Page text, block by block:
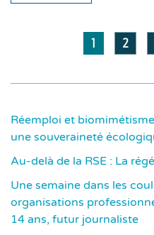
1 2
Réemploi et
une souveraineté
Au-delà de la RSE : La
Une semaine dans les
organisations
14 ans, futur journaliste